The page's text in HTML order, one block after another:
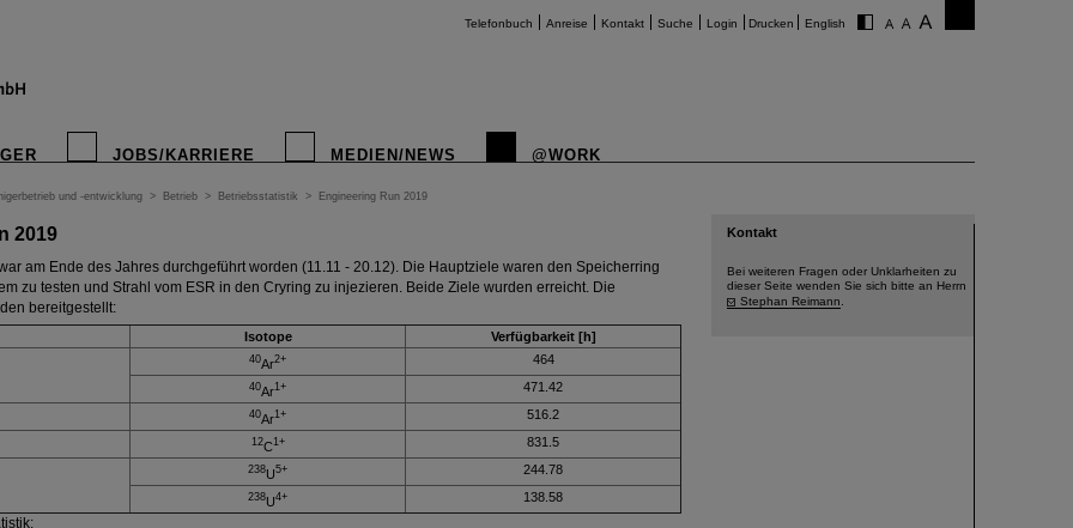
Telefonbuch Anreise Kontakt Suche Login Drucken English
JOBS/KARRIERE MEDIEN/NEWS @WORK
und -entwicklung > Betrieb > Betriebsstatistik > Engineering Run 2019
2019
am Ende des Jahres durchgeführt worden (11.11 - 20.12). Die Hauptziele waren den Speicherring
zu testen und Strahl vom ESR in den Cryring zu injezieren. Beide Ziele wurden erreicht. Die
bereitgestellt:
Isotope
Verfügbarkeit [h]
40Ar2+ 464
40Ar1+
471.42
40Ar1+
516.2
12C1+
831.5
238U5+ 244.78
238U4+ 138.58
Kontakt
Bei weiteren Fragen oder Unklarheiten zu
dieser Seite wenden Sie sich bitte an Herrn
Stephan Reimann